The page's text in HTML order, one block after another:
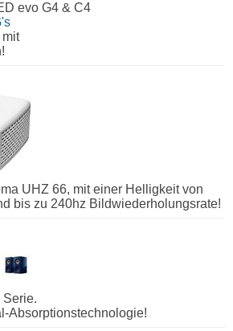
evo G4 & C4
UHZ 66, mit einer Helligkeit von
bis zu 240hz Bildwiederholungsrate!
Serie.
Absorptionstechnologie!